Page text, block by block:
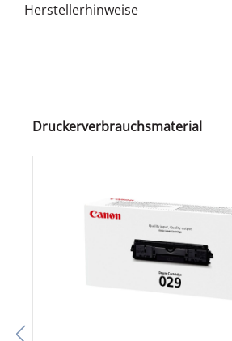
Herstellerhinweise
Produktgalerie überspringen
Druckerverbrauchsmaterial